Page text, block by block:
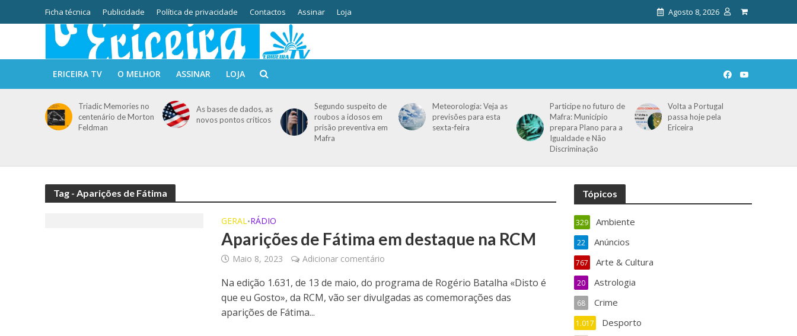
Ficha técnica Publicidade Política de privacidade Contactos Assinar Loja Agosto 8, 2026
ERICEIRA TV O MELHOR ASSINAR LOJA
Triadic Memories no
centenário de Morton
Feldman
As bases de dados, as
novos pontos críticos
Segundo suspeito de
roubos a idosos em
prisão preventiva em
Mafra
Meteorologia: Veja as
previsões para esta
sexta-feira
Participe no futuro de
Mafra: Município
prepara Plano para a
Igualdade e Não
Discriminação
Volta a Portugal
passa hoje pela
Ericeira
Tag - Aparições de Fátima
GERAL•RÁDIO
Aparições de Fátima em destaque na RCM
Maio 8, 2023 Adicionar comentário
Na edição 1.631, de 13 de maio, do programa de Rogério Batalha «Disto é
que eu Gosto», da RCM, vão ser divulgadas as comemorações das
aparições de Fátima...
Tópicos
Ambiente
329
Anúncios
22
Arte & Cultura
767
Astrologia
20
Crime
68
Desporto
1.017